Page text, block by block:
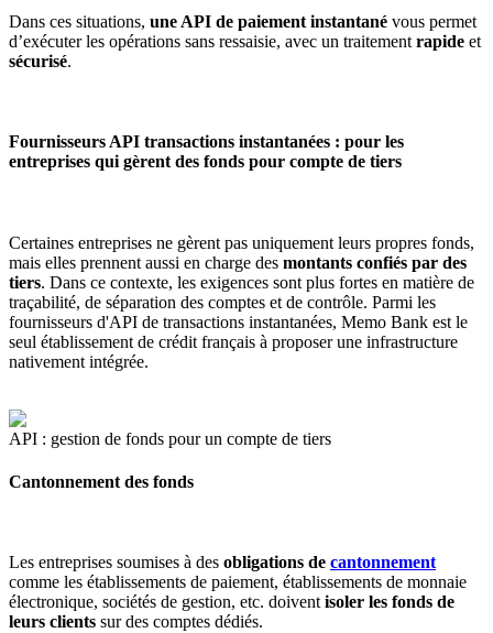
Dans ces situations, une API de paiement instantané vous permet
d’exécuter les opérations sans ressaisie, avec un traitement rapide et
sécurisé.
Fournisseurs API transactions instantanées : pour les
entreprises qui gèrent des fonds pour compte de tiers
Certaines entreprises ne gèrent pas uniquement leurs propres fonds,
mais elles prennent aussi en charge des montants confiés par des
tiers. Dans ce contexte, les exigences sont plus fortes en matière de
traçabilité, de séparation des comptes et de contrôle. Parmi les
fournisseurs d'API de transactions instantanées, Memo Bank est le
seul établissement de crédit français à proposer une infrastructure
nativement intégrée.
API : gestion de fonds pour un compte de tiers
Cantonnement des fonds
Les entreprises soumises à des obligations de cantonnement
comme les établissements de paiement, établissements de monnaie
électronique, sociétés de gestion, etc. doivent isoler les fonds de
leurs clients sur des comptes dédiés.